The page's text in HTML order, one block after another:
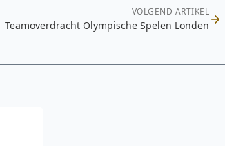
VOLGEND ARTIKEL
Teamoverdracht Olympische Spelen Londen